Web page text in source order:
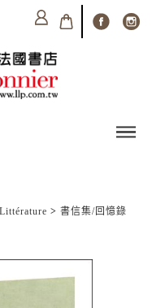
> 書信集/回憶錄